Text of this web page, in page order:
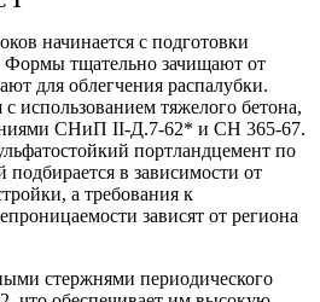
начинается с подготовки
Формы тщательно зачищают от
для облегчения распалубки.
с использованием тяжелого бетона,
СНиП II-Д.7-62* и СН 365-67.
портландцемент по
в зависимости от
а требования к
зависят от региона
стержнями периодического